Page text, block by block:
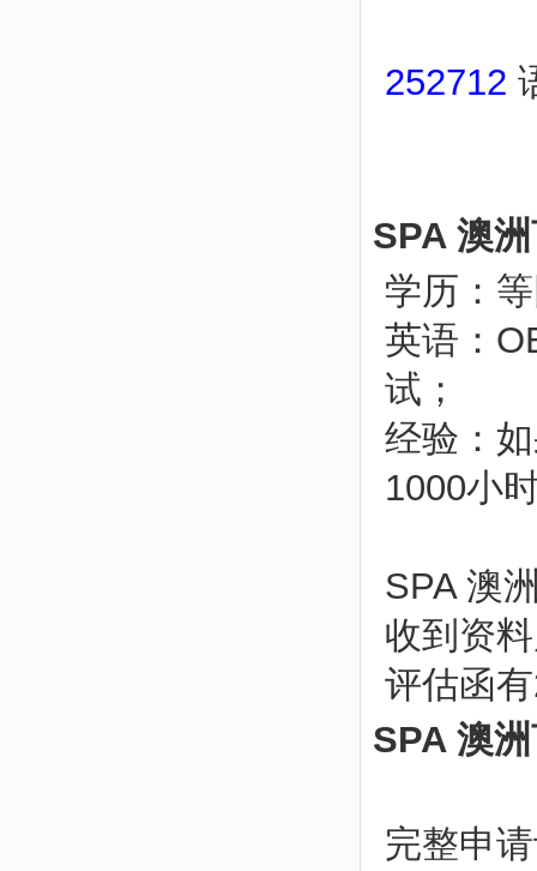
252712
SPA 澳
学历：
英语：
试；
经验：
1000小
SPA 澳
收到资
评估函
SPA 澳
完整申